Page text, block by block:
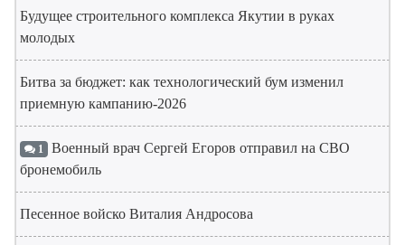
Будущее строительного комплекса Якутии в руках
молодых
Битва за бюджет: как технологический бум изменил
приемную кампанию-2026
1 Военный врач Сергей Егоров отправил на СВО
бронемобиль
Песенное войско Виталия Андросова